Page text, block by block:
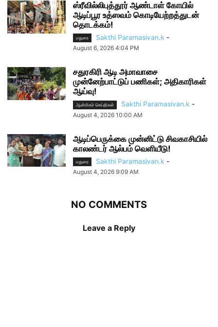
ஸ்ரீவில்லிபுத்தூர் ஆண்டாள் கோயில்
ஆடிப்பூர உத்ஸவம் கொடியேற்றத்துடன்
தொடக்கம்!
மதுரை Sakthi Paramasivan.k -
August 6, 2026 4:04 PM
சதுரகிரி ஆடி அமாவாசை
முன்னேற்பாட்டுப் பணிகள்; அதிகாரிகள்
ஆய்வு!
ஆன்மிகச் செய்திகள் Sakthi Paramasivan.k -
August 4, 2026 10:00 AM
ஆடிப்பெருக்கை முன்னிட்டு சிவகாசியில்
காலண்டர் ஆல்பம் வெளியீடு!
மதுரை Sakthi Paramasivan.k -
August 4, 2026 9:09 AM
NO COMMENTS
Leave a Reply